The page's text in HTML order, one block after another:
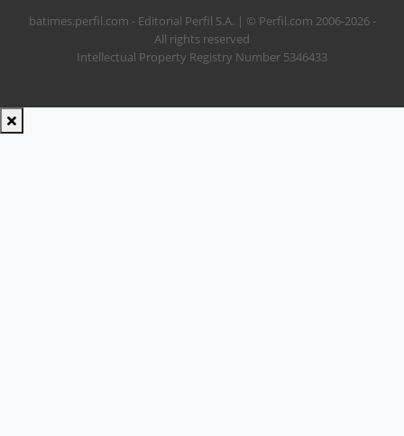
batimes.perfil.com - Editorial Perfil S.A. | © Perfil.com 2006-2026 -
All rights reserved
Intellectual Property Registry Number 5346433